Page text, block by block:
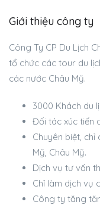
Giới thiệu công ty
Công Ty CP Du Lịch
tổ chức các tour du
các nước Châu Mỹ.
3000 Khách du
Đối tác xúc tiến
Chuyên biệt,
Mỹ, Châu Mỹ.
Dịch vụ tư vấn
Chỉ làm dịch vụ
Công ty tăng